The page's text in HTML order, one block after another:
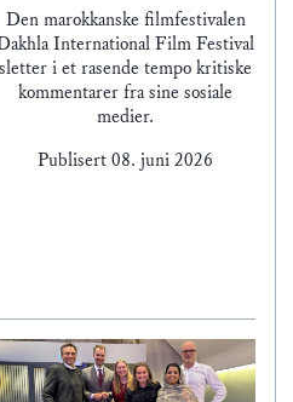
Den marokkanske filmfestivalen
International Film Festival
sletter i et rasende tempo kritiske
kommentarer fra sine sosiale
medier.
Publisert 08. juni 2026